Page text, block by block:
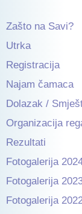
Zašto na Savi?
Utrka
Registracija
Najam čamaca
Dolazak /
Organizacija
Rezultati
Fotogalerija
Fotogalerija
Fotogalerija